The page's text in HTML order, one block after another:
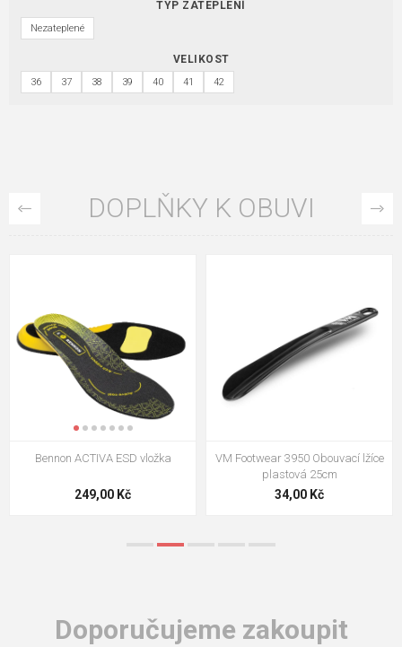
TYP ZATEPLENÍ
Nezateplené
VELIKOST
36 37 38 39 40 41 42
DOPLŇKY K OBUVI
VM Footwear 3009 Vkládací stélka
124,00 Kč
VM Footwear 3102 Tkaničky
ploché
18,70 Kč
Doporučujeme zakoupit